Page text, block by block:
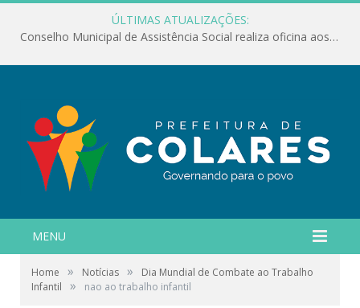
ÚLTIMAS ATUALIZAÇÕES:
Conselho Municipal de Assistência Social realiza oficina aos servidores
MENU
Home » Notícias »
Dia Mundial de Combate ao Trabalho
Infantil
» nao ao trabalho infantil